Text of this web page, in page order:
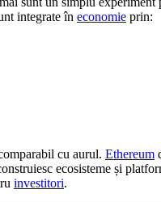
integrate în economie prin:
cu aurul. Ethereum
ecosisteme și
investitori.